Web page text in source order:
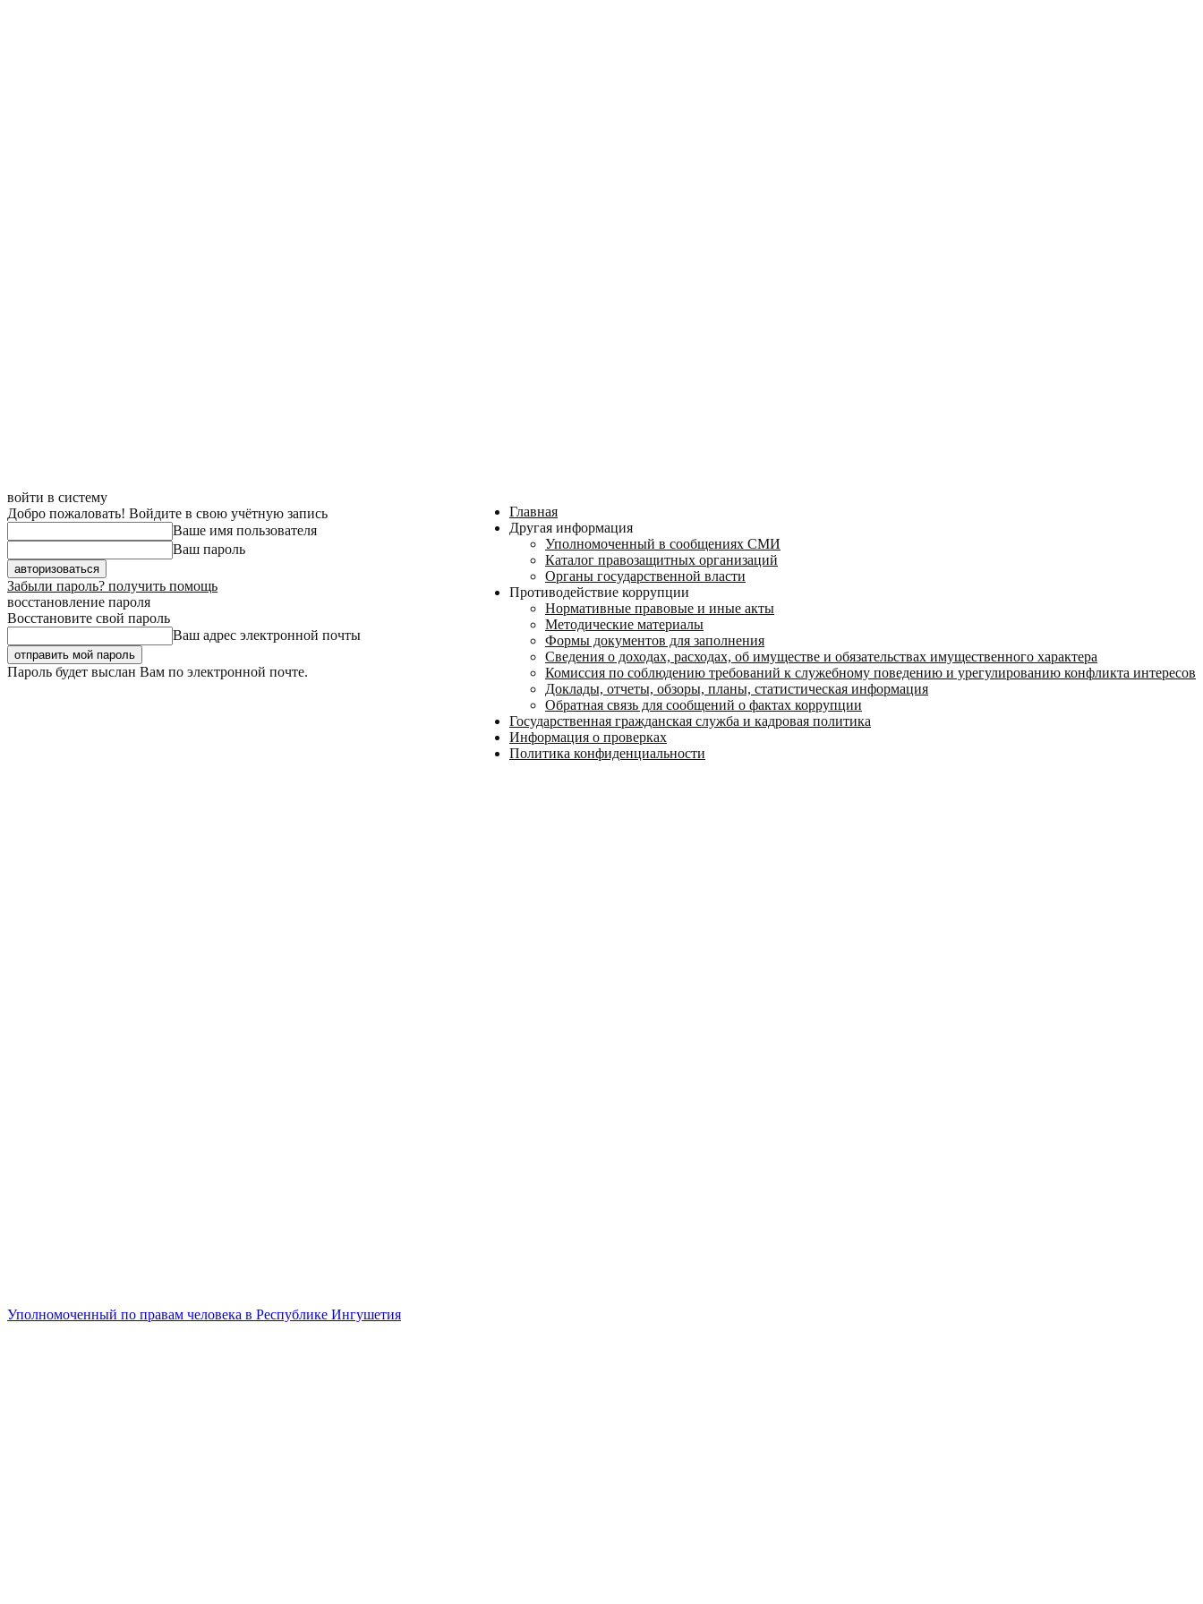
Главная
Другая информация
Уполномоченный в сообщениях СМИ
Каталог правозащитных организаций
Органы государственной власти
Противодействие коррупции
Нормативные правовые и иные акты
Методические материалы
Формы документов для заполнения
Сведения о доходах, расходах, об имуществе и обязательствах имущественного характера
Комиссия по соблюдению требований к служебному поведению и урегулированию конфликта интересов
Доклады, отчеты, обзоры, планы, статистическая информация
Обратная связь для сообщений о фактах коррупции
Государственная гражданская служба и кадровая политика
Информация о проверках
Политика конфиденциальности
войти в систему
Добро пожаловать! Войдите в свою учётную запись
Ваше имя пользователя
Ваш пароль
Забыли пароль? получить помощь
восстановление пароля
Восстановите свой пароль
Ваш адрес электронной почты
Пароль будет выслан Вам по электронной почте.
Уполномоченный по правам человека в Республике Ингушетия